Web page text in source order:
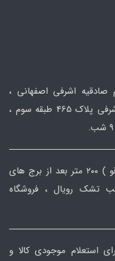
اشرفی اصفهانی ،
ابتدای جلال آل احمد ، نبش جلال و اشرفی پلاک 465 طبقه سوم ،
شعبه دوم : مازندران ، سلمانشهر (متل قو ) ۲۰۰ متر بعد از برج های
تشک رویال ، فروشگاه
استعلام موجودی کالا و